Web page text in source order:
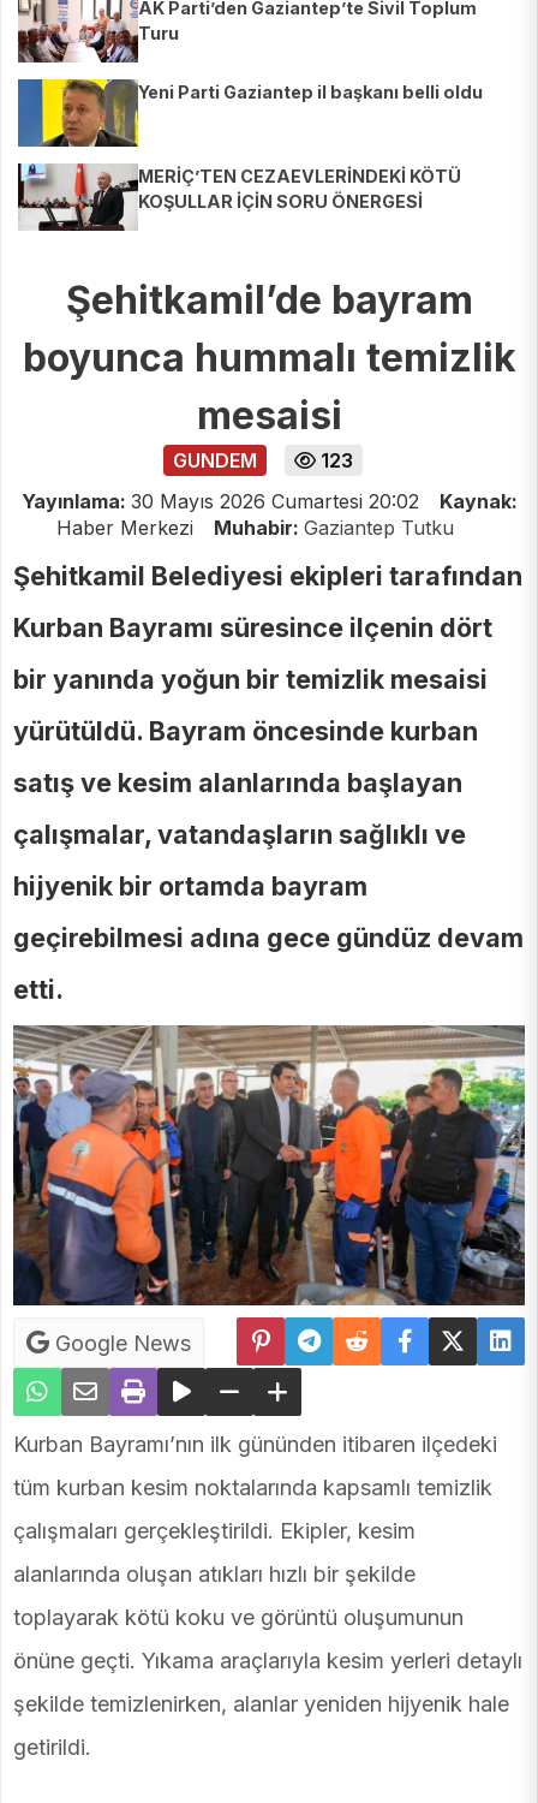
AK Parti’den Gaziantep’te Sivil Toplum
Turu
Yeni Parti Gaziantep il başkanı belli oldu
MERİÇ’TEN CEZAEVLERİNDEKİ KÖTÜ
KOŞULLAR İÇİN SORU ÖNERGESİ
Şehitkamil’de bayram
boyunca hummalı temizlik
mesaisi
GUNDEM
123
Yayınlama: 30 Mayıs 2026 Cumartesi 20:02
Kaynak:
Haber Merkezi
Muhabir: Gaziantep Tutku
Şehitkamil Belediyesi ekipleri tarafından
Kurban Bayramı süresince ilçenin dört
bir yanında yoğun bir temizlik mesaisi
yürütüldü. Bayram öncesinde kurban
satış ve kesim alanlarında başlayan
çalışmalar, vatandaşların sağlıklı ve
hijyenik bir ortamda bayram
geçirebilmesi adına gece gündüz devam
etti.
Google News
Kurban Bayramı’nın ilk gününden itibaren ilçedeki
tüm kurban kesim noktalarında kapsamlı temizlik
çalışmaları gerçekleştirildi. Ekipler, kesim
alanlarında oluşan atıkları hızlı bir şekilde
toplayarak kötü koku ve görüntü oluşumunun
önüne geçti. Yıkama araçlarıyla kesim yerleri detaylı
şekilde temizlenirken, alanlar yeniden hijyenik hale
getirildi.